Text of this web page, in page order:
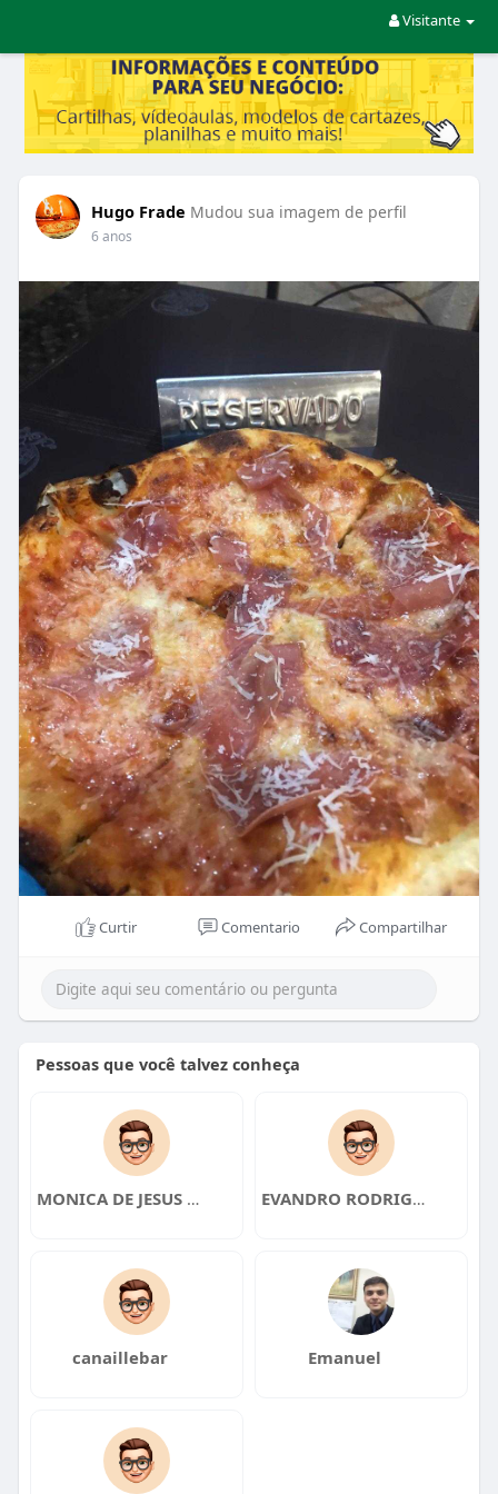
Visitante
Hugo Frade Mudou sua imagem de perfil
6 anos
Curtir Comentario Compartilhar
Pessoas que você talvez conheça
MONICA DE JESUS OLIVEIRA EVANDRO RODRIGUES
canaillebar Emanuel